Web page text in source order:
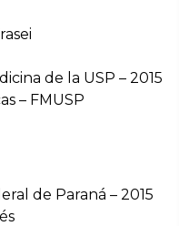
de la USP – 2015
– FMUSP
de Paraná – 2015